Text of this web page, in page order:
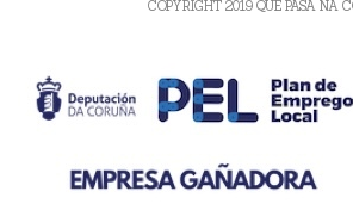
COPYRIGHT 2019 QUE PASA NA